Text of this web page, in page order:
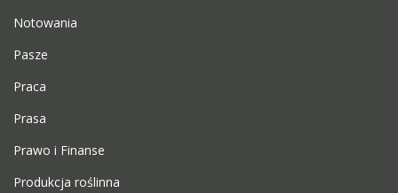
Notowania
Pasze
Praca
Prasa
Prawo i Finanse
Produkcja roślinna